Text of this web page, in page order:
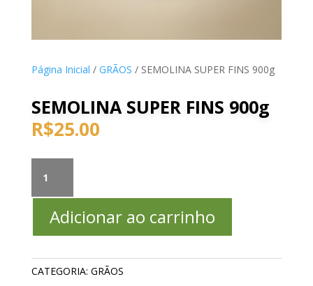
Página Inicial / GRÃOS / SEMOLINA SUPER FINS 900g
SEMOLINA SUPER FINS 900g
R$25.00
SUPER
FINS
900gAdicionar ao carrinho
CATEGORIA: GRÃOS